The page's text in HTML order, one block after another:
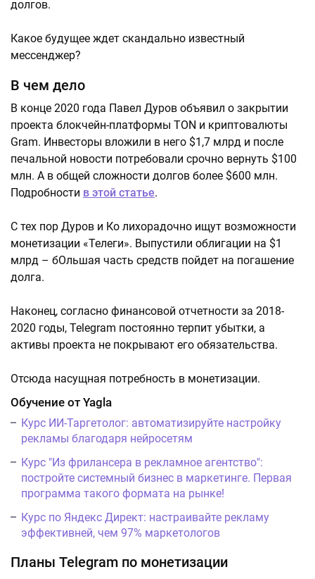
долгов.
Какое будущее ждет скандально известный
мессенджер?
В чем дело
В конце 2020 года Павел Дуров объявил о закрытии
проекта блокчейн-платформы TON и криптовалюты
Gram. Инвесторы вложили в него $1,7 млрд и после
печальной новости потребовали срочно вернуть $100
млн. А в общей сложности долгов более $600 млн.
Подробности в этой статье.
С тех пор Дуров и Ко лихорадочно ищут возможности
монетизации «Телеги». Выпустили облигации на $1
млрд – бОльшая часть средств пойдет на погашение
долга.
Наконец, согласно финансовой отчетности за 2018-
2020 годы, Telegram постоянно терпит убытки, а
активы проекта не покрывают его обязательства.
Отсюда насущная потребность в монетизации.
Обучение от Yagla
Курс ИИ-Таргетолог: автоматизируйте настройку
рекламы благодаря нейросетям
Курс "Из фрилансера в рекламное агентство":
постройте системный бизнес в маркетинге. Первая
программа такого формата на рынке!
Курс по Яндекс Директ: настраивайте рекламу
эффективней, чем 97% маркетологов
Планы Telegram по монетизации